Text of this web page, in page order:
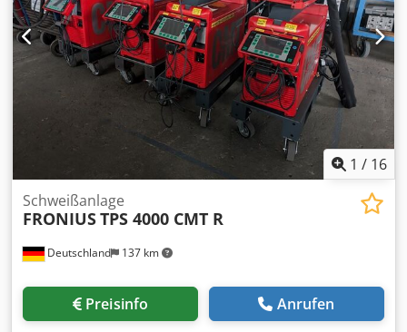
1 / 16
Deutschland 137 km
Schweißanlage
FRONIUSTPS 4000 CMT R
Preisinfo Anrufen